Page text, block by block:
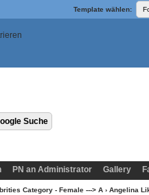
Template wählen:
PN an Administrator Gallery
Category - Female ---> A › Angelina